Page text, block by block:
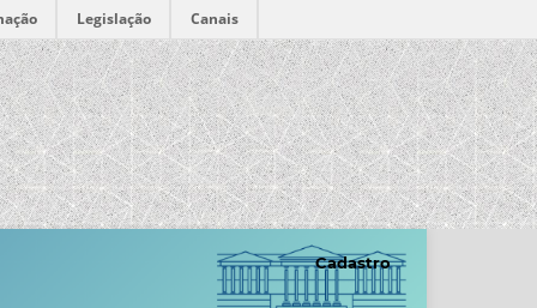
Legislação Canais
Cadastro